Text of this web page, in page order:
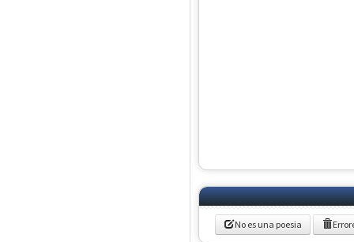
No es una poesia